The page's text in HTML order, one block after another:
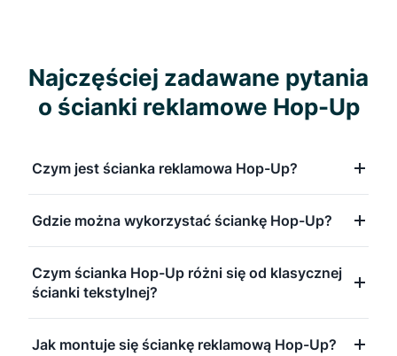
Najczęściej zadawane pytania
o ścianki reklamowe Hop-Up
Czym jest ścianka reklamowa Hop-Up?
Gdzie można wykorzystać ściankę Hop-Up?
Czym ścianka Hop-Up różni się od klasycznej
ścianki tekstylnej?
Jak montuje się ściankę reklamową Hop-Up?